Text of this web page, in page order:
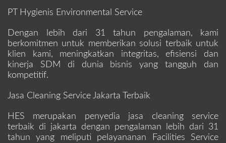
PT Hygienis Environmental Service
Dengan lebih dari 31 tahun pengalaman, kami
berkomitmen untuk memberikan solusi terbaik untuk
klien kami, meningkatkan integritas, efisiensi dan
kinerja SDM di dunia bisnis yang tangguh dan
kompetitif.
Jasa Cleaning Service Jakarta Terbaik
HES merupakan penyedia jasa cleaning service
terbaik di jakarta dengan pengalaman lebih dari 31
tahun yang meliputi pelayananan Facilities Service